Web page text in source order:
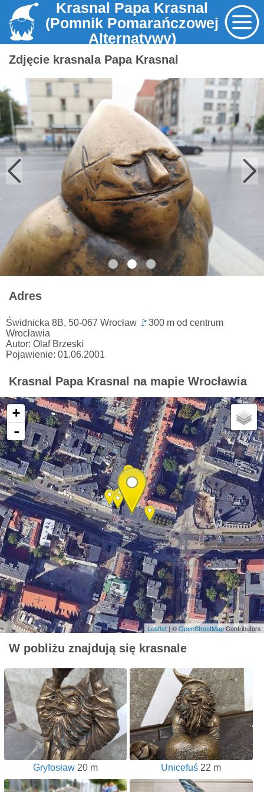
Krasnal Papa Krasnal
(Pomnik Pomarańczowej
Alternatywy)
Zdjęcie krasnala Papa Krasnal
Adres
Świdnicka 8B, 50-067 Wrocław 🚩300 m od centrum
Wrocławia
Autor: Olaf Brzeski
Pojawienie: 01.06.2001
Krasnal Papa Krasnal na mapie Wrocławia
+
-
Leaflet | ©OpenStreetMapContributors
W pobliżu znajdują się krasnale
Gryfosław 20 m Unicefuś 22 m